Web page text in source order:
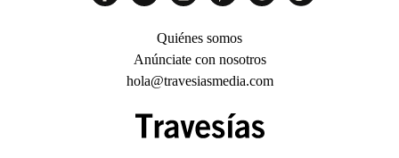
Quiénes somos
Anúnciate con nosotros
hola@travesiasmedia.com